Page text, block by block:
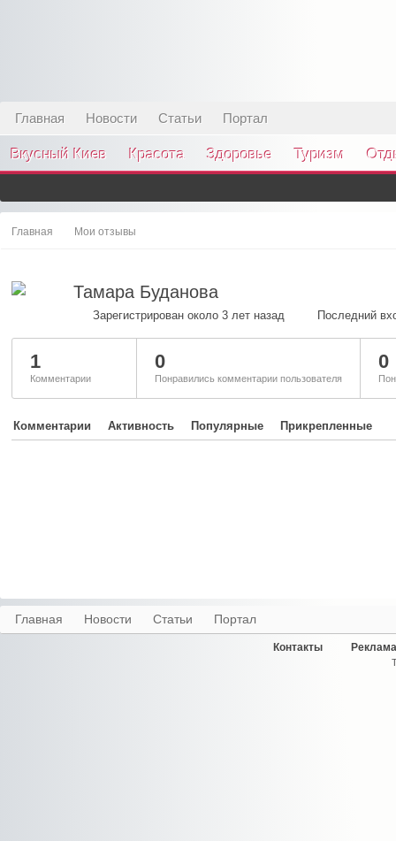
Главная Новости Статьи Портал
Вкусный Киев Красота Здоровье Туризм
Главная Мои отзывы
Тамара Буданова
Зарегистрирован около 3 лет назад Последний
1
Комментарии
0
Понравились комментарии пользователя
0
Комментарии Активность Популярные Прикрепленные
Главная Новости Статьи Портал
Контакты